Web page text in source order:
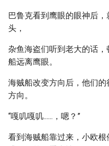
巴鲁克看到鹰眼的眼神后
头，
杂鱼海盗们听到老大的话
船远离鹰眼。
海贼船改变方向后，他们
方向。
“嘎叽嘎叽......，嗯？”
看到海贼船靠过来，小欧